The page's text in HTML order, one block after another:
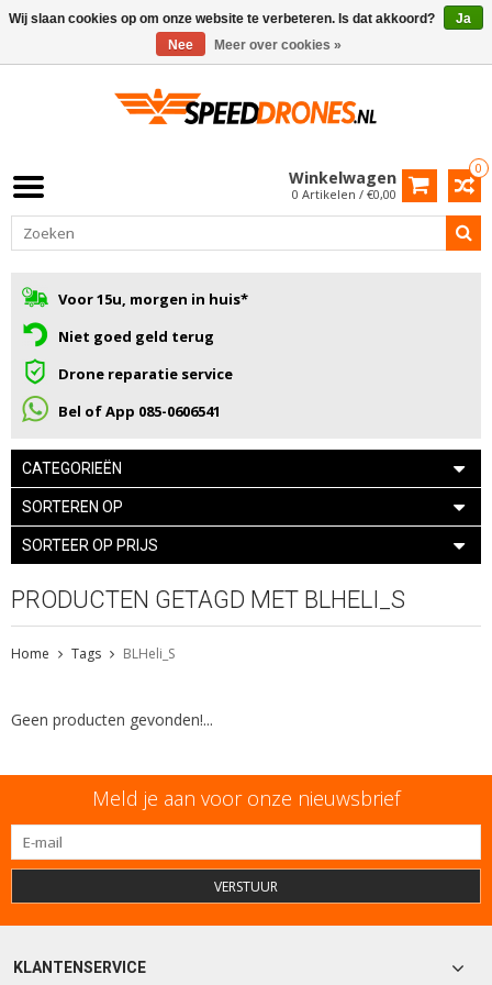
0
Winkelwagen
0 Artikelen / €0,00
Voor 15u, morgen in huis*
Niet goed geld terug
Drone reparatie service
Bel of App 085-0606541
CATEGORIEËN
SORTEREN OP
SORTEER OP PRIJS
PRODUCTEN GETAGD MET BLHELI_S
Home Tags BLHeli_S
Geen producten gevonden!...
Meld je aan voor onze nieuwsbrief
VERSTUUR
KLANTENSERVICE
Wij slaan cookies op om onze website te verbeteren. Is dat akkoord?
Ja
Nee
Meer over cookies »